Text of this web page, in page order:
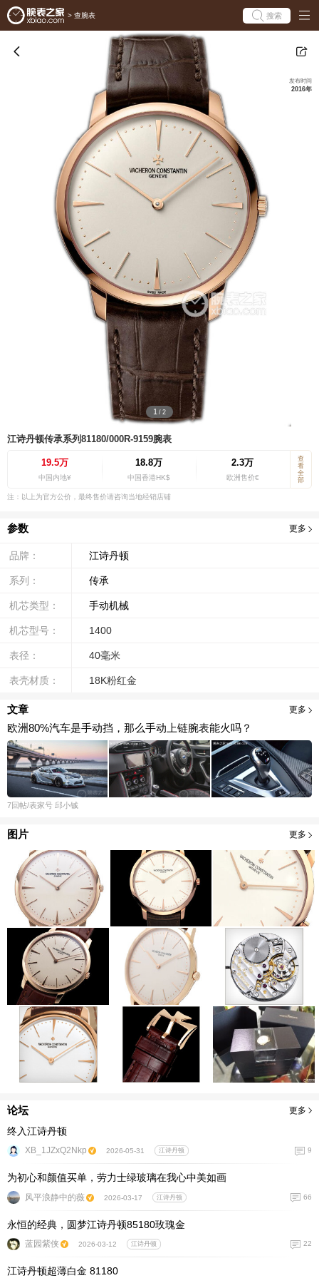
> 查腕表 搜索
1 / 2
发布时间
2016年
江诗丹顿传承系列81180/000R-9159腕表
19.5万
中国内地¥
18.8万
中国香港HK$
2.3万
欧洲售价€
查
看
全
部
注：以上为官方公价，最终售价请咨询当地经销店铺
参数 更多
品牌： 江诗丹顿
系列： 传承
机芯类型： 手动机械
机芯型号： 1400
表径： 40毫米
表壳材质： 18K粉红金
文章 更多
欧洲80%汽车是手动挡，那么手动上链腕表能火吗？
7回帖/表家号 邱小铖
图片 更多
论坛 更多
终入江诗丹顿
XB_1JZxQ2Nkp 2026-05-31 江诗丹顿 9
为初心和颜值买单，劳力士绿玻璃在我心中美如画
风平浪静中的薇 2026-03-17 江诗丹顿 66
永恒的经典，圆梦江诗丹顿85180玫瑰金
蓝园紫侠 2026-03-12 江诗丹顿 22
江诗丹顿超薄白金 81180